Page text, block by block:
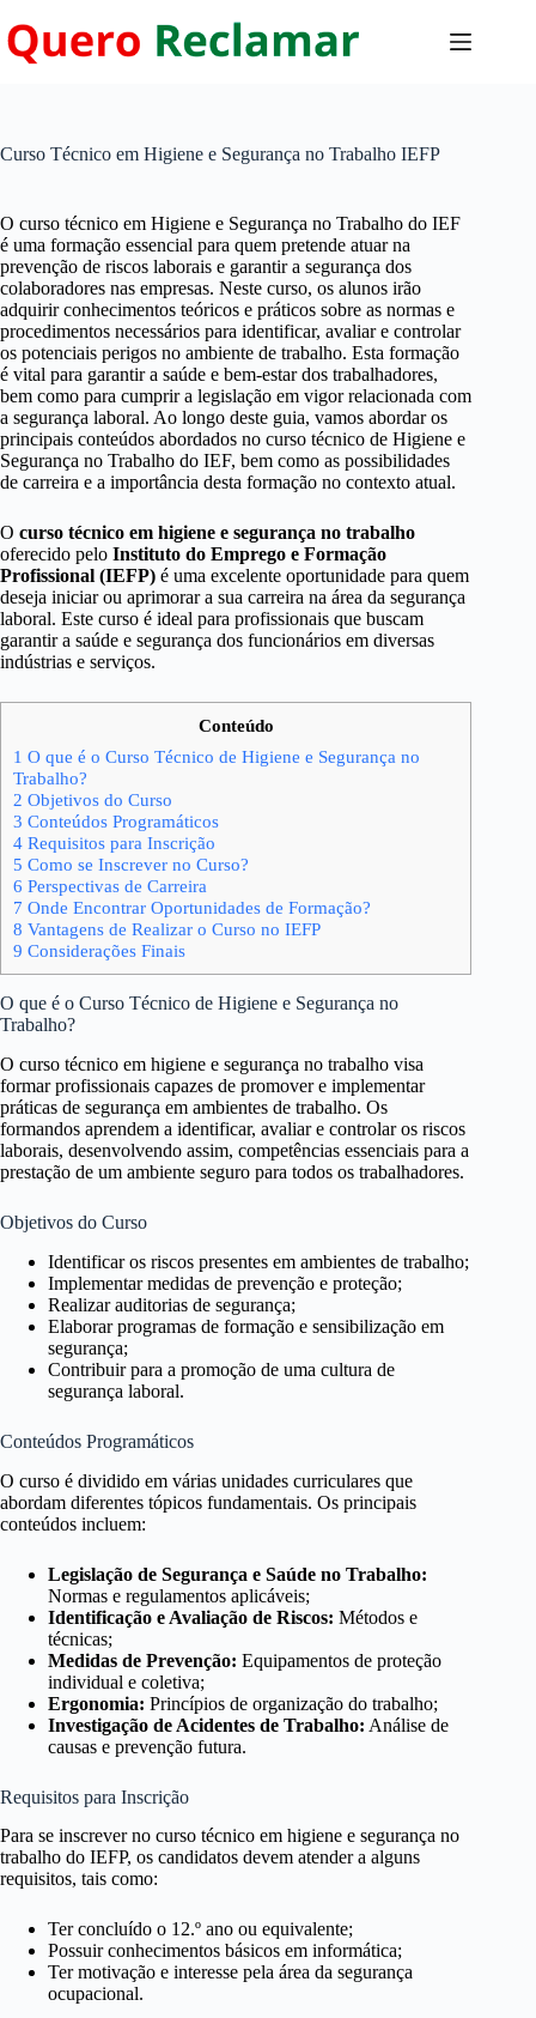
para
o
Curso Técnico em Higiene e Segurança no Trabalho IEFP
O curso técnico em Higiene e Segurança no Trabalho do IEF
é uma formação essencial para quem pretende atuar na
prevenção de riscos laborais e garantir a segurança dos
colaboradores nas empresas. Neste curso, os alunos irão
adquirir conhecimentos teóricos e práticos sobre as normas e
procedimentos necessários para identificar, avaliar e controlar
os potenciais perigos no ambiente de trabalho. Esta formação
é vital para garantir a saúde e bem-estar dos trabalhadores,
bem como para cumprir a legislação em vigor relacionada com
a segurança laboral. Ao longo deste guia, vamos abordar os
principais conteúdos abordados no curso técnico de Higiene e
Segurança no Trabalho do IEF, bem como as possibilidades
de carreira e a importância desta formação no contexto atual.
O curso técnico em higiene e segurança no trabalho
oferecido pelo Instituto do Emprego e Formação
Profissional (IEFP) é uma excelente oportunidade para quem
deseja iniciar ou aprimorar a sua carreira na área da segurança
laboral. Este curso é ideal para profissionais que buscam
garantir a saúde e segurança dos funcionários em diversas
indústrias e serviços.
Conteúdo
1 O que é o Curso Técnico de Higiene e Segurança no
Trabalho?
2 Objetivos do Curso
3 Conteúdos Programáticos
4 Requisitos para Inscrição
5 Como se Inscrever no Curso?
6 Perspectivas de Carreira
7 Onde Encontrar Oportunidades de Formação?
8 Vantagens de Realizar o Curso no IEFP
9 Considerações Finais
O que é o Curso Técnico de Higiene e Segurança no
Trabalho?
O curso técnico em higiene e segurança no trabalho visa
formar profissionais capazes de promover e implementar
práticas de segurança em ambientes de trabalho. Os
formandos aprendem a identificar, avaliar e controlar os riscos
laborais, desenvolvendo assim, competências essenciais para a
prestação de um ambiente seguro para todos os trabalhadores.
Objetivos do Curso
Identificar os riscos presentes em ambientes de trabalho;
Implementar medidas de prevenção e proteção;
Realizar auditorias de segurança;
Elaborar programas de formação e sensibilização em
segurança;
Contribuir para a promoção de uma cultura de
segurança laboral.
Conteúdos Programáticos
O curso é dividido em várias unidades curriculares que
abordam diferentes tópicos fundamentais. Os principais
conteúdos incluem:
Legislação de Segurança e Saúde no Trabalho:
Normas e regulamentos aplicáveis;
Identificação e Avaliação de Riscos: Métodos e
técnicas;
Medidas de Prevenção: Equipamentos de proteção
individual e coletiva;
Ergonomia: Princípios de organização do trabalho;
Investigação de Acidentes de Trabalho: Análise de
causas e prevenção futura.
Requisitos para Inscrição
Para se inscrever no curso técnico em higiene e segurança no
trabalho do IEFP, os candidatos devem atender a alguns
requisitos, tais como:
Ter concluído o 12.º ano ou equivalente;
Possuir conhecimentos básicos em informática;
Ter motivação e interesse pela área da segurança
ocupacional.